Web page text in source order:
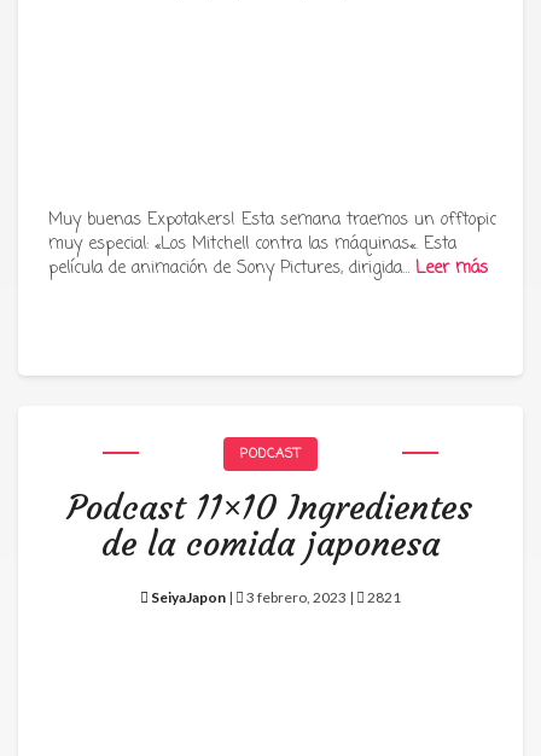
Muy buenas Expotakers! Esta semana traemos un offtopic
muy especial: «Los Mitchell contra las máquinas«. Esta
película de animación de Sony Pictures, dirigida… Leer más
PODCAST
Podcast 11×10 Ingredientes
de la comida japonesa
SeiyaJapon | 3 febrero, 2023 | 2821